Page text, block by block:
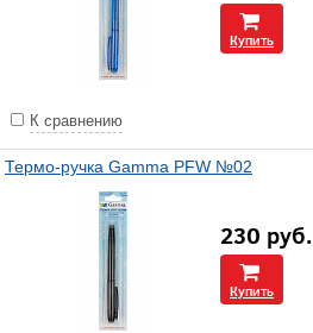
Купить
К сравнению
Термо-ручка Gamma PFW №02
230 руб.
Купить